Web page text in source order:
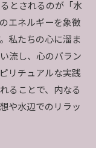
とされるのが「水
エネルギーを象徴
私たちの心に溜ま
流し、心のバラン
リチュアルな実践
ることで、内なる
や水辺でのリラッ